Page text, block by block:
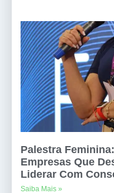
Palestra
Empresas Que
Liderar Com
Saiba Mais »